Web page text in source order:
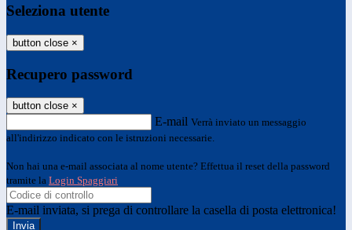
Seleziona utente
button close ×
Recupero password
button close ×
E-mail Verrà inviato un messaggio
all'indirizzo indicato con le istruzioni necessarie.
Non hai una e-mail associata al nome utente? Effettua il reset della password
tramite la Login Spaggiari
E-mail inviata, si prega di controllare la casella di posta elettronica!